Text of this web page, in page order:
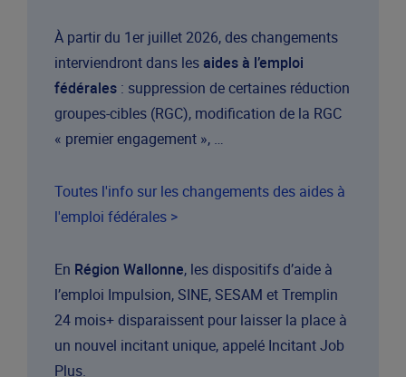
À partir du 1er juillet 2026, des changements
interviendront dans lesaides à l’emploi
fédérales : suppression de certaines réduction
groupes-cibles (RGC), modification de la RGC
« premier engagement », …
Toutes l'info sur les changements des aides à
l'emploi fédérales >
En Région Wallonne, les dispositifs d’aide à
l’emploi Impulsion, SINE, SESAM et Tremplin
24 mois+ disparaissent pour laisser la place à
un nouvel incitant unique, appelé Incitant Job
Plus.